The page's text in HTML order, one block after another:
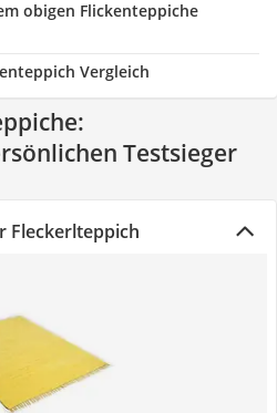
obigen Flickenteppiche
Vergleich
Testsieger
Fleckerlteppich